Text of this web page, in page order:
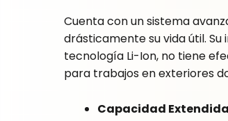
Cuenta con un sistema
drásticamente su vida útil.
tecnología Li-Ion, no tiene
para trabajos en exteriores
Capacidad Extendida